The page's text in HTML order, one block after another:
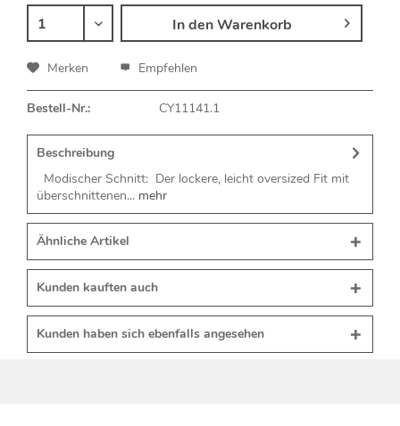
In denWarenkorb
Merken Empfehlen
Bestell-Nr.: CY11141.1
Beschreibung
Modischer Schnitt: Der lockere, leicht oversized Fit mit
überschnittenen... mehr
Ähnliche Artikel
Kunden kauften auch
Kunden haben sich ebenfalls angesehen